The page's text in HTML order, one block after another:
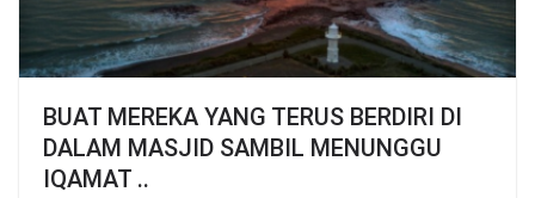
BUAT MEREKA YANG TERUS BERDIRI DI
DALAM MASJID SAMBIL MENUNGGU
IQAMAT ..